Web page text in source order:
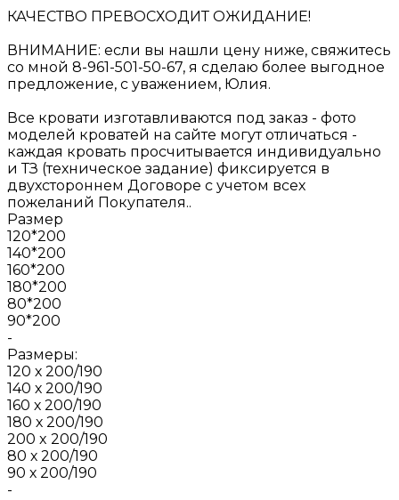
КАЧЕСТВО ПРЕВОСХОДИТ ОЖИДАНИЕ!
ВНИМАНИЕ: если вы нашли цену ниже, свяжитесь
со мной 8-961-501-50-67, я сделаю более выгодное
предложение, с уважением, Юлия.
Все кровати изготавливаются под заказ - фото
моделей кроватей на сайте могут отличаться -
каждая кровать просчитывается индивидуально
и ТЗ (техническое задание) фиксируется в
двухстороннем Договоре с учетом всех
пожеланий Покупателя..
Размер
120*200
140*200
160*200
180*200
80*200
90*200
-
Размеры:
120 х 200/190
140 х 200/190
160 х 200/190
180 х 200/190
200 x 200/190
80 х 200/190
90 х 200/190
-